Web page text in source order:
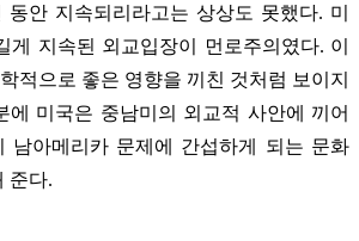
동안 지속되리라고는 상상도 못했다. 미
게 지속된 외교입장이 먼로주의였다. 이
적으로 좋은 영향을 끼친 것처럼 보이지
에 미국은 중남미의 외교적 사안에 끼어
남아메리카 문제에 간섭하게 되는 문화
준다.